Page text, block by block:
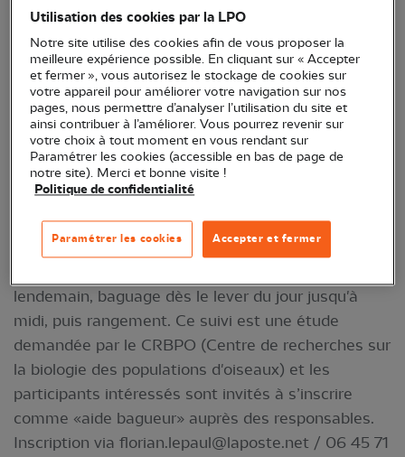
Opération scientifique appelée «STOC-capture» et
visant, par le principe de capture-recapture, à fournir
une estimation des tendances démographiques des
passereaux les plus communs de nos campagnes.
Activité animée par Florian Lepaul et Pierre Piotte.
Installation de la station de baguage à la maison
de la nature de Brussey de 14 h à 16 h le premier
jour, puis baguage jusqu'à la nuit (prévoir les bottes,
lendemain, baguage dès le lever du jour jusqu'à
midi, puis rangement. Ce suivi est une étude
demandée par le CRBPO (Centre de recherches sur
la biologie des populations d'oiseaux) et les
participants intéressés sont invités à s’inscrire
comme «aide bagueur» auprès des responsables.
Inscription via florian.lepaul@laposte.net / 06 45 71
Utilisation des cookies par la LPO
Notre site utilise des cookies afin de vous proposer la
meilleure expérience possible. En cliquant sur « Accepter
et fermer », vous autorisez le stockage de cookies sur
votre appareil pour améliorer votre navigation sur nos
pages, nous permettre d’analyser l’utilisation du site et
ainsi contribuer à l’améliorer. Vous pourrez revenir sur
votre choix à tout moment en vous rendant sur
Paramétrer les cookies (accessible en bas de page de
notre site). Merci et bonne visite !
Politique de confidentialité
Accepter et fermer
Paramétrer les cookies